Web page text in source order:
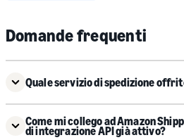
Domande frequenti
Quale servizio di spedizione
Come mi collego ad Amazon
di integrazione API già attivo?